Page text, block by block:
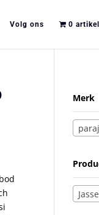
Volg ons 0
Merk